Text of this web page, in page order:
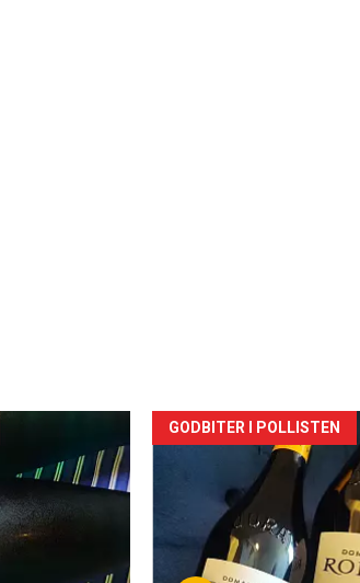
Forsiden
akkurat
nå
GODBITER I POLLISTEN